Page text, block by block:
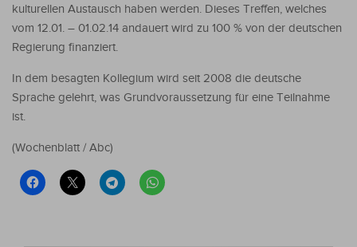
kulturellen Austausch haben werden. Dieses Treffen, welches
vom 12.01. – 01.02.14 andauert wird zu 100 % von der deutschen
Regierung finanziert.
In dem besagten Kollegium wird seit 2008 die deutsche
Sprache gelehrt, was Grundvoraussetzung für eine Teilnahme
ist.
(Wochenblatt / Abc)